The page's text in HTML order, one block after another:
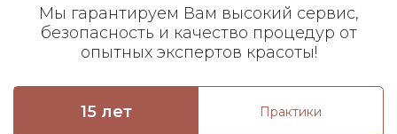
Мы гарантируем Вам высокий сервис,
безопасность и качество процедур от
опытных экспертов красоты!
15 лет Практики